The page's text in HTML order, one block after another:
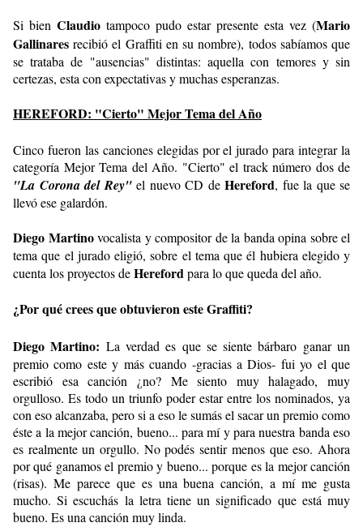
Si bien Claudio tampoco pudo estar presente esta vez (Mario
Gallinaresrecibió el Graffiti en su nombre), todos sabíamos que
se trataba de "ausencias" distintas: aquella con temores y sin
certezas, esta con expectativas y muchas esperanzas.
HEREFORD: "Cierto" Mejor Tema del Año
Cinco fueron las canciones elegidas por el jurado para integrar la
categoría Mejor Tema del Año. "Cierto" el track número dos de
"La Corona del Rey"el nuevo CD de Hereford, fue la que se
llevó ese galardón.
Diego Martinovocalista y compositor de la banda opina sobre el
tema que el jurado eligió, sobre el tema que él hubiera elegido y
cuenta los proyectos deHerefordpara lo que queda del año.
¿Por qué crees que obtuvieron este Graffiti?
Diego Martino: La verdad es que se siente bárbaro ganar un
premio como este y más cuando -gracias a Dios- fui yo el que
escribió esa canción ¿no? Me siento muy halagado, muy
orgulloso. Es todo un triunfo poder estar entre los nominados, ya
con eso alcanzaba, pero si a eso le sumás el sacar un premio como
éste a la mejor canción, bueno... para mí y para nuestra banda eso
es realmente un orgullo. No podés sentir menos que eso. Ahora
por qué ganamos el premio y bueno... porque es la mejor canción
(risas). Me parece que es una buena canción, a mí me gusta
mucho. Si escuchás la letra tiene un significado que está muy
bueno. Es una canción muy linda.